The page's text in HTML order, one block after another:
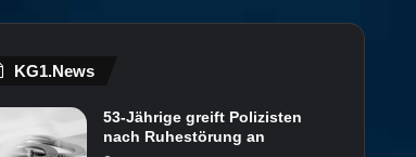
KG1.News
53-Jährige greift Polizisten
nach Ruhestörung an